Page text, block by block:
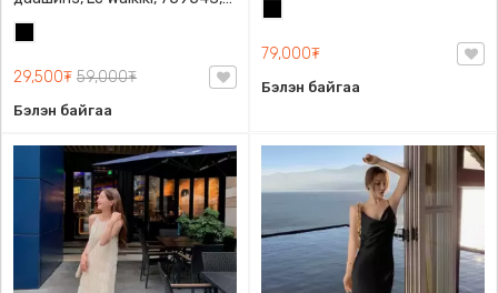
Сүлжмэл материалтай, Биед
маш эвтэйхэн
29,500₮ 59,000₮
Бэлэн байгаа
материалтай, өндөр
бэлхүүстэй, өвдөгний доогуур
79,000₮
Бэлэн байгаа